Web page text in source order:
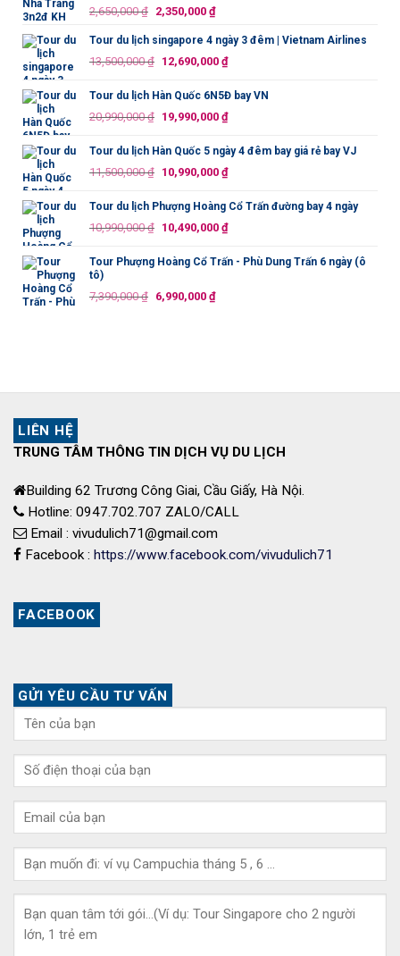
1,150,000 ₫.
2,650,000₫ Giá
là:
2,650,000 ₫.
2,350,000 ₫Giá
tại
là:
Tour du lịch singapore 4 ngày 3 đêm | Vietnam Airlines
13,500,000₫ Giá
là:
13,500,000 ₫.
12,690,000 ₫Giá
tại
là:
Tour du lịch Hàn Quốc 6N5Đ bay VN
20,990,000₫ Giá
là:
20,990,000 ₫.
19,990,000 ₫Giá
tại
là:
Tour du lịch Hàn Quốc 5 ngày 4 đêm bay giá rẻ bay VJ
11,500,000₫ Giá
là:
11,500,000 ₫.
10,990,000 ₫Giá
tại
là:
Tour du lịch Phượng Hoàng Cổ Trấn đường bay 4 ngày
10,990,000₫ Giá
là:
10,490,000 ₫Giá
tại
Tour Phượng Hoàng Cổ Trấn - Phù Dung Trấn 6 ngày (ô
tô)
7,390,000₫ Giá
6,990,000 ₫Giá
LIÊN HỆ
TRUNG TÂM THÔNG TIN DỊCH VỤ DU LỊCH
Building 62 Trương Công Giai, Cầu Giấy, Hà Nội.
Hotline: 0947.702.707 ZALO/CALL
Email : vivudulich71@gmail.com
Facebook : https://www.facebook.com/vivudulich71
FACEBOOK
GỬI YÊU CẦU TƯ VẤN